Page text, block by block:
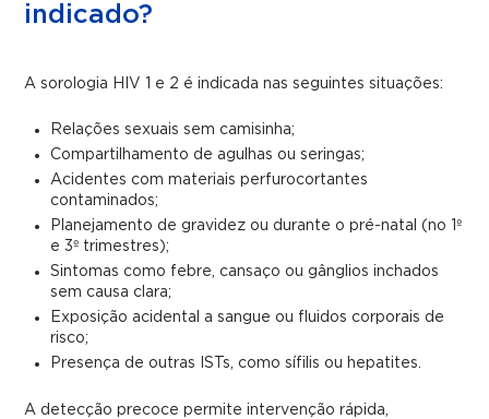
indicado?
A sorologia HIV 1 e 2 é indicada nas seguintes situações:
Relações sexuais sem camisinha;
Compartilhamento de agulhas ou seringas;
Acidentes com materiais perfurocortantes
contaminados;
Planejamento de gravidez ou durante o pré-natal (no 1º
e 3º trimestres);
Sintomas como febre, cansaço ou gânglios inchados
sem causa clara;
Exposição acidental a sangue ou fluidos corporais de
risco;
Presença de outras ISTs, como sífilis ou hepatites.
A detecção precoce permite intervenção rápida,